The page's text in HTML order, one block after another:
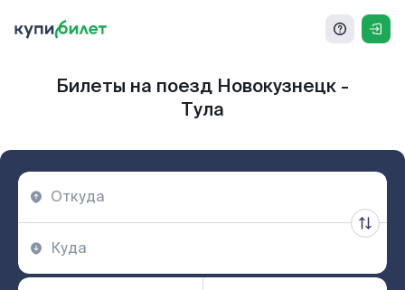
Билеты на поезд Новокузнецк -
Тула